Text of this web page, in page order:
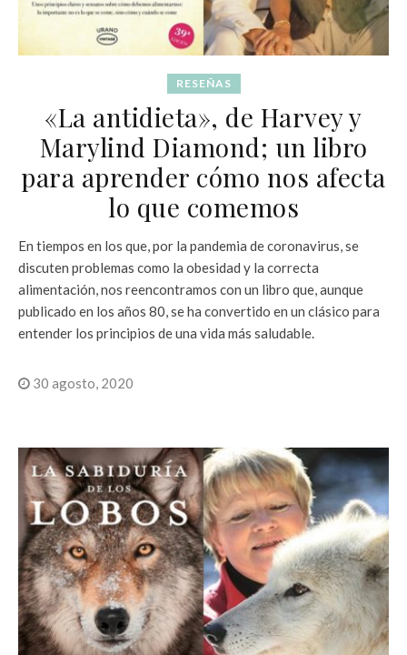
RESEÑAS
«La antidieta», de Harvey y
Marylind Diamond; un libro
para aprender cómo nos afecta
lo que comemos
En tiempos en los que, por la pandemia de coronavirus, se
discuten problemas como la obesidad y la correcta
alimentación, nos reencontramos con un libro que, aunque
publicado en los años 80, se ha convertido en un clásico para
entender los principios de una vida más saludable.
30 agosto, 2020